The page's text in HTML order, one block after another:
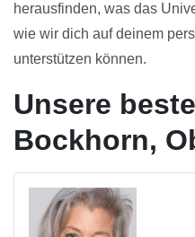
herausfinden, was das
wie wir dich auf deinem
unterstützen können.
Unsere
Bockhorn,